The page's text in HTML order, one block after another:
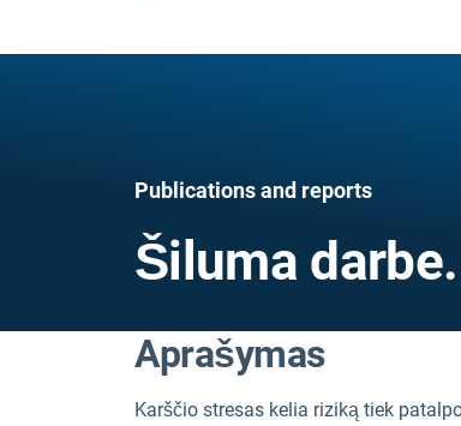
Publications and reports
Šiluma
Aprašymas
Karščio stresas kelia riziką tiek